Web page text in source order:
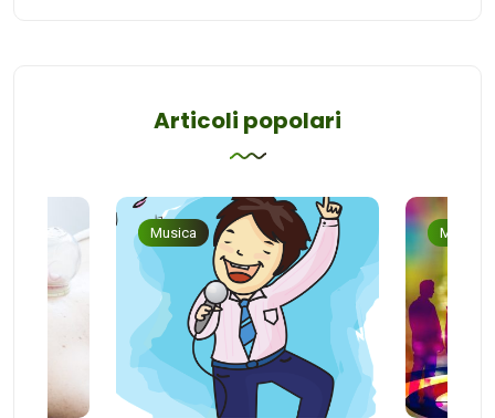
Articoli popolari
Musica Musica